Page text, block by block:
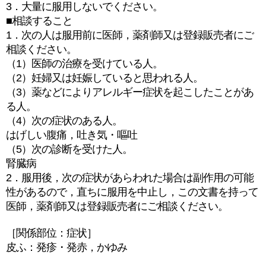
3．大量に服用しないでください。
■相談すること
1．次の人は服用前に医師，薬剤師又は登録販売者にご
相談ください。
（1）医師の治療を受けている人。
（2）妊婦又は妊娠していると思われる人。
（3）薬などによりアレルギー症状を起こしたことがあ
る人。
（4）次の症状のある人。
はげしい腹痛，吐き気・嘔吐
（5）次の診断を受けた人。
腎臓病
2．服用後，次の症状があらわれた場合は副作用の可能
性があるので，直ちに服用を中止し，この文書を持って
医師，薬剤師又は登録販売者にご相談ください。
［関係部位：症状］
皮ふ：発疹・発赤，かゆみ